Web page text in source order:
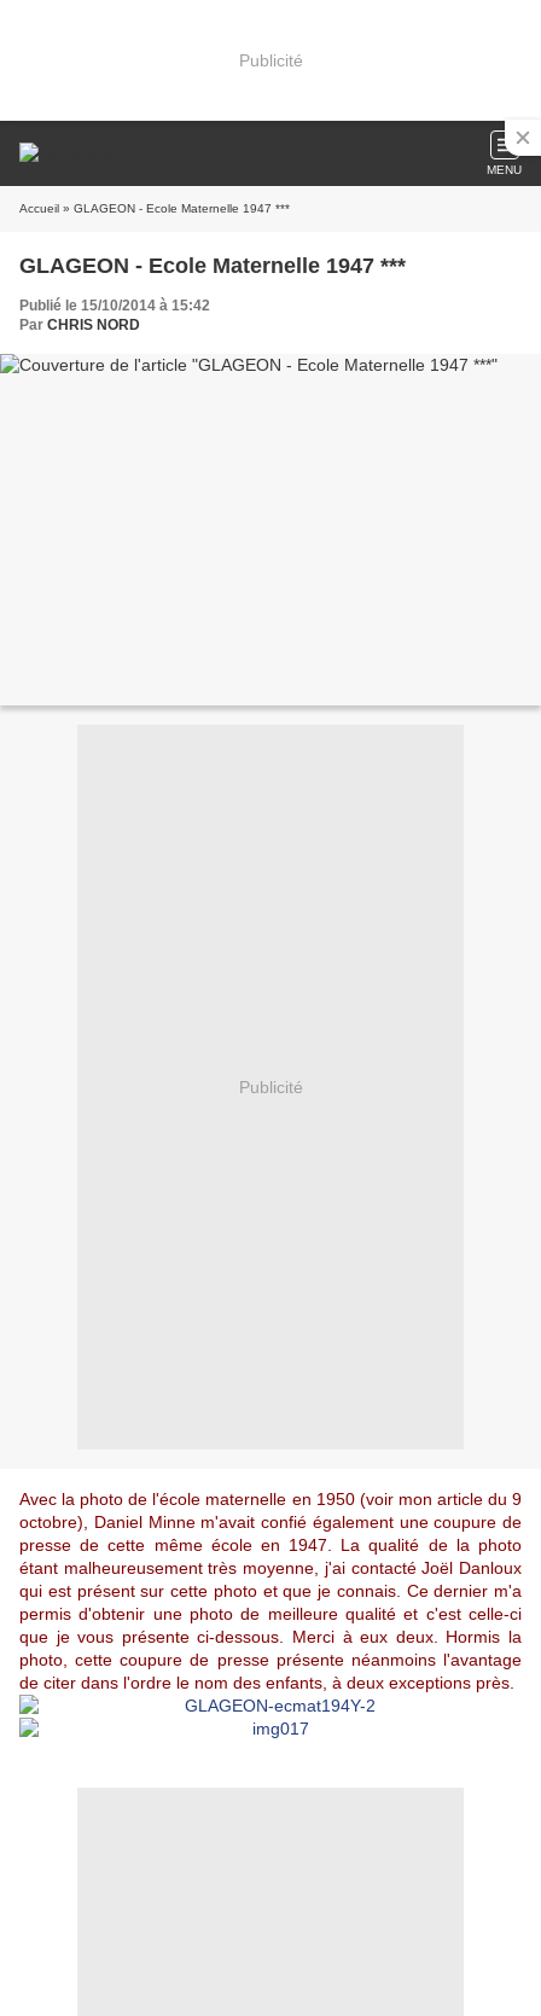
Publicité
MENU
Accueil » GLAGEON - Ecole Maternelle 1947 ***
GLAGEON - Ecole Maternelle 1947 ***
Publié le 15/10/2014 à 15:42
Par CHRIS NORD
Publicité
Avec la photo de l'école maternelle en 1950 (voir mon article du 9
octobre), Daniel Minne m'avait confié également une coupure de
presse de cette même école en 1947. La qualité de la photo
étant malheureusement très moyenne, j'ai contacté Joël Danloux
qui est présent sur cette photo et que je connais. Ce dernier m'a
permis d'obtenir une photo de meilleure qualité et c'est celle-ci
que je vous présente ci-dessous. Merci à eux deux. Hormis la
photo, cette coupure de presse présente néanmoins l'avantage
de citer dans l'ordre le nom des enfants, à deux exceptions près.